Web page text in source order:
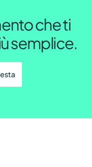
che ti
semplice.